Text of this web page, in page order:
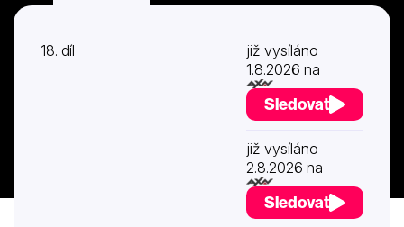
18. díl
již vysíláno
1.8.2026 na
Sledovat
již vysíláno
2.8.2026 na
Sledovat